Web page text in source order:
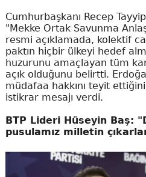
Cumhurbaşkanı Recep
"Mekke Ortak Savunma
resmi açıklamada, kolektif
paktın hiçbir ülkeyi hedef
huzurunu amaçlayan tüm
açık olduğunu belirtti.
müdafaa hakkını teyit
istikrar mesajı verdi.
BTP Lideri Hüseyin Baş:
pusulamız milletin